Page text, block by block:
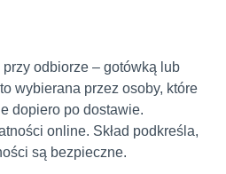
przy odbiorze – gotówką lub
wybierana przez osoby, które
dopiero po dostawie.
online. Skład podkreśla,
są bezpieczne.